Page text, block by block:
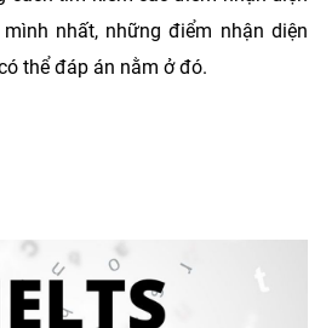
nhất, những điểm nhận diện
thể đáp án nằm ở đó.